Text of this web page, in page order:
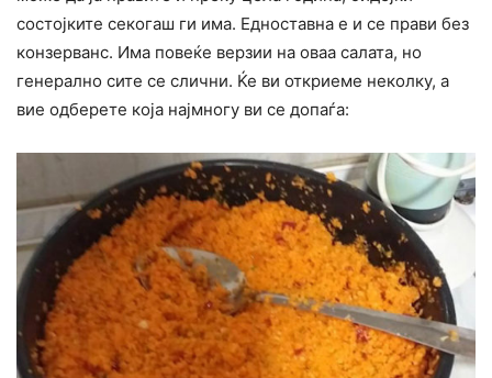
состојките секогаш ги има. Едноставна е и се прави без
конзерванс. Има повеќе верзии на оваа салата, но
генерално сите се слични. Ќе ви откриеме неколку, а
вие одберете која најмногу ви се допаѓа: